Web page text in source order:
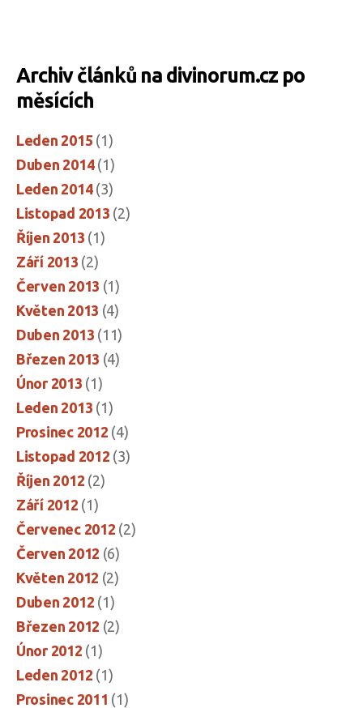
Archiv článků na divinorum.cz po
měsících
Leden 2015 (1)
Duben 2014(1)
Leden 2014(3)
Listopad 2013 (2)
Říjen 2013 (1)
Září 2013 (2)
Červen 2013 (1)
Květen 2013 (4)
Duben 2013 (11)
Březen 2013 (4)
Únor 2013 (1)
Leden 2013 (1)
Prosinec 2012 (4)
Listopad 2012 (3)
Říjen 2012 (2)
Září 2012 (1)
Červenec 2012 (2)
Červen 2012 (6)
Květen 2012 (2)
Duben 2012 (1)
Březen 2012 (2)
Únor 2012 (1)
Leden 2012 (1)
Prosinec 2011 (1)